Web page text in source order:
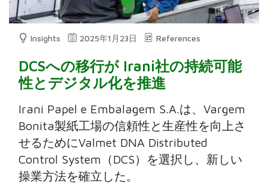
Insights 2025年1月23日 References
DCSへの移行が Irani社の持続可能
性とデジタル化を推進
Irani Papel e Embalagem S.A.は、Vargem
Bonita製紙工場の信頼性と生産性を向上さ
せるためにValmet DNA Distributed
Control System（DCS）を選択し、新しい
操業方法を確立した。